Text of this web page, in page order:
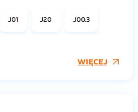
J01 J20 J00.3
WIĘCEJ